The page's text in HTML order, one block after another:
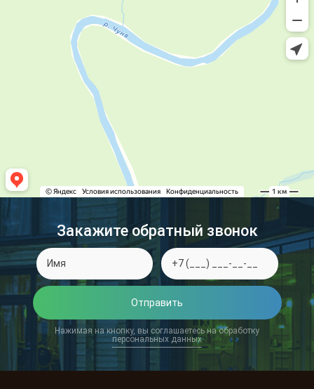
Закажите обратный звонок
Отправить
Нажимая на кнопку, вы соглашаетесь на обработку
персональных данных